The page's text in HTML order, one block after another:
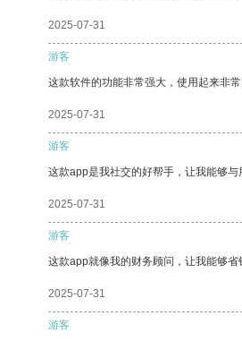
2025-07-31
游客
这款软件的功能非常强大，使用起来非常
2025-07-31
游客
这款app是我社交的好帮手，让我能够与
2025-07-31
游客
这款app就像我的财务顾问，让我能够省
2025-07-31
游客